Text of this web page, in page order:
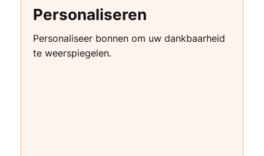
Personaliseren
Personaliseer bonnen om uw dankbaarheid
te weerspiegelen.